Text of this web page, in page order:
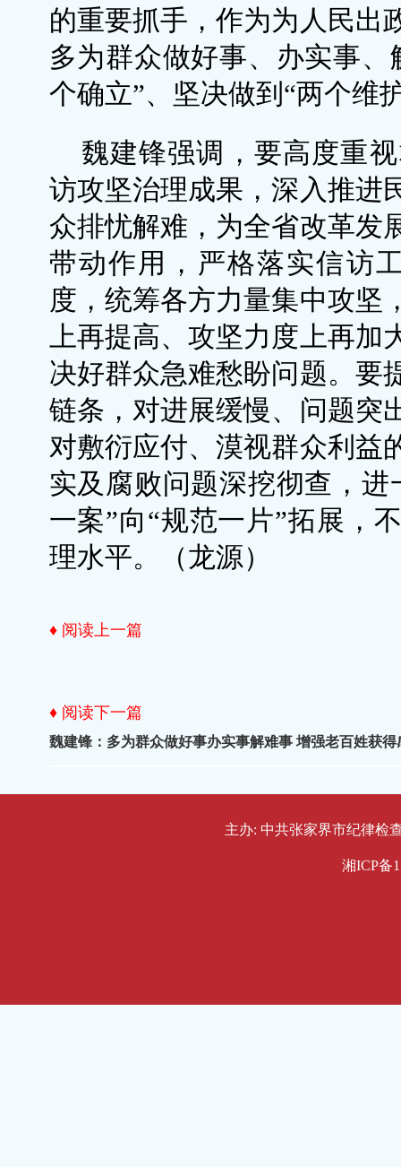
的重要抓手，作为为人民出
多为群众做好事、办实事
个确立”、坚决做到“两个维
魏建锋强调，要高度重
访攻坚治理成果，深入推进
众排忧解难，为全省改革发
带动作用，严格落实信访
度，统筹各方力量集中攻坚
上再提高、攻坚力度上再加
决好群众急难愁盼问题。要
链条，对进展缓慢、问题突
对敷衍应付、漠视群众利益
实及腐败问题深挖彻查，
一案”向“规范一片”拓展，
理水平。（龙源）
♦ 阅读上一篇
♦ 阅读下一篇
魏建锋：多为群众做好事办实事解难事 增强老百姓获得
主办: 中共张家界市纪律检
湘ICP备